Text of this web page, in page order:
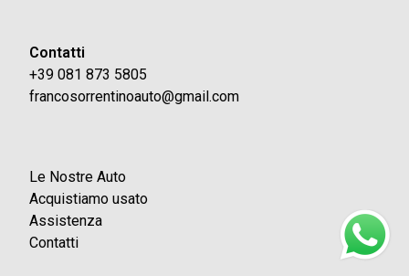
Contatti
+39 081 873 5805
francosorrentinoauto@gmail.com
Le Nostre Auto
Acquistiamo usato
Assistenza
Contatti